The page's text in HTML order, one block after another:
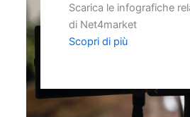
Scarica le infografiche
di Net4market
Scopri di più